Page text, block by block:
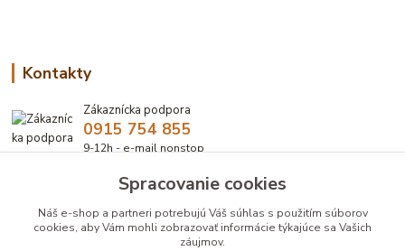
Kontakty
Zákaznícka podpora
0915 754 855
9-12h - e-mail nonstop
eshop@bbzoo.skSpracovanie cookies
Náš e-shop a partneri potrebujú Váš súhlas s použitím súborov
cookies, aby Vám mohli zobrazovať informácie týkajúce sa Vašich
záujmov.